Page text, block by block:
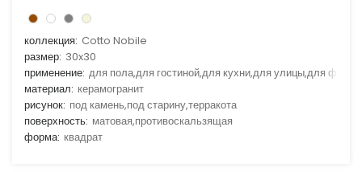
коллекция: Cotto Nobile
размер: 30x30
применение: для пола,для гостиной,для кухни,для улицы,для
материал: керамогранит
рисунок: под камень,под старину,терракота
поверхность: матовая,противоскальзящая
форма: квадрат